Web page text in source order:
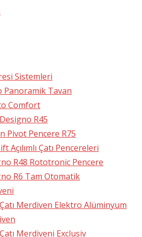
Sistemleri
Panoramik Tavan
Comfort
R45
Pivot Pencere R75
Açılımlı Çatı Pencereleri
R48 Rototronic Pencere
R6 Tam Otomatik
Merdiven Elektro Alüminyum
Merdiveni Exclusiv